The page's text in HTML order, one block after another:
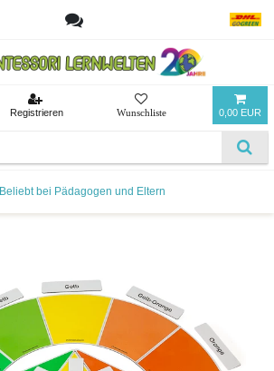
Registrieren 0,00 EUR
Beliebt bei Pädagogen und Eltern